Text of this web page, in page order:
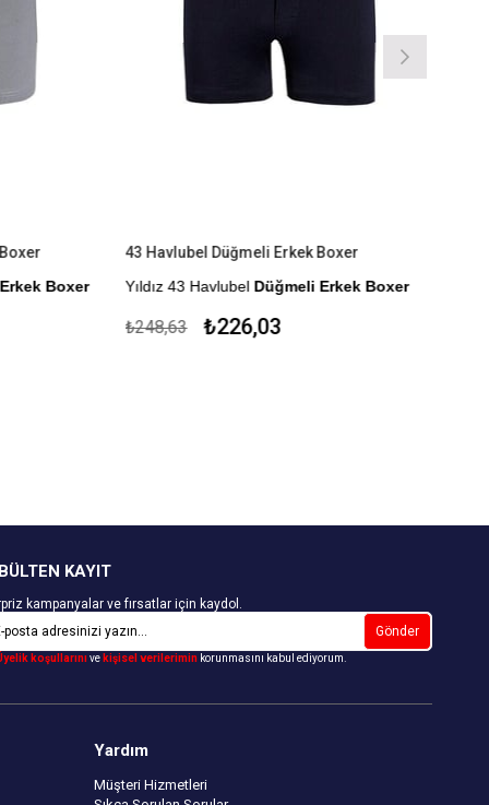
Boxer
43 Havlubel Düğmeli Erkek Boxer
Yıldız 43 Havlubel Düğmeli Erkek Boxer
%100 Pamuk₺226,03
₺248,63
KAYIT
kampanyalar ve fırsatlar için kaydol.
Gönder
koşullarınıve kişisel verileriminkorunmasını kabul ediyorum.
Yardım
Müşteri Hizmetleri